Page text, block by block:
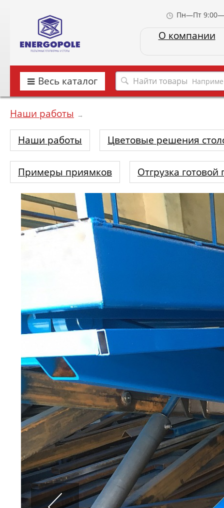
Пн—Пт
О компании
Весь каталог
Наши работы →
Наши работы Цветовые решения
Примеры приямков Отгрузка